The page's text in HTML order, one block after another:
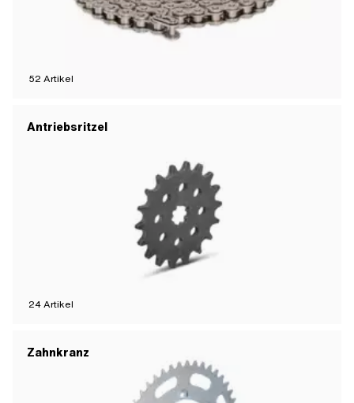
52 Artikel
Antriebsritzel
24Artikel
Zahnkranz